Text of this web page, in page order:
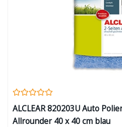
ALCLEAR 820203U Auto
Allrounder 40 x 40 cm blau